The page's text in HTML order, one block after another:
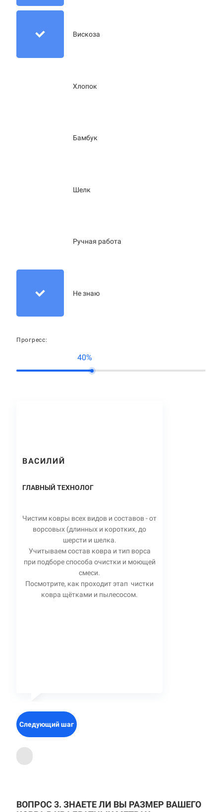
Вискоза
Хлопок
Бамбук
Шелк
Ручная работа
Не знаю
Прогресс:
40%
ВАСИЛИЙ
ГЛАВНЫЙ ТЕХНОЛОГ
Чистим ковры всех видов и составов - от
ворсовых (длинных и коротких, до
шерсти и шелка.
Учитываем состав ковра и тип ворса
при подборе способа очистки и моющей
смеси.
Посмотрите, как проходит этап чистки
ковра щётками и пылесосом.
Следующий шаг
ВОПРОС 3. ЗНАЕТЕ ЛИ ВЫ РАЗМЕР ВАШЕГО